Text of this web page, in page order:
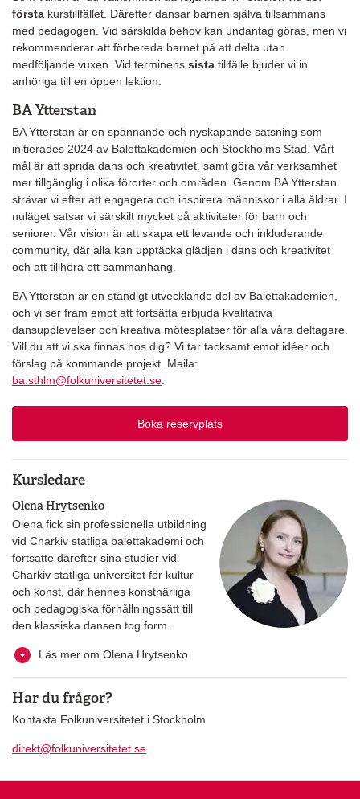
första kurstillfället. Därefter dansar barnen själva tillsammans
med pedagogen. Vid särskilda behov kan undantag göras, men vi
rekommenderar att förbereda barnet på att delta utan
medföljande vuxen. Vid terminens sista tillfälle bjuder vi in
anhöriga till en öppen lektion.
BA Ytterstan
BA Ytterstan är en spännande och nyskapande satsning som
initierades 2024 av Balettakademien och Stockholms Stad. Vårt
mål är att sprida dans och kreativitet, samt göra vår verksamhet
mer tillgänglig i olika förorter och områden. Genom BA Ytterstan
strävar vi efter att engagera och inspirera människor i alla åldrar. I
nuläget satsar vi särskilt mycket på aktiviteter för barn och
seniorer. Vår vision är att skapa ett levande och inkluderande
community, där alla kan upptäcka glädjen i dans och kreativitet
och att tillhöra ett sammanhang.
BA Ytterstan är en ständigt utvecklande del av Balettakademien,
och vi ser fram emot att fortsätta erbjuda kvalitativa
dansupplevelser och kreativa mötesplatser för alla våra deltagare.
Vill du att vi ska finnas hos dig? Vi tar tacksamt emot idéer och
förslag på kommande projekt. Maila:
ba.sthlm@folkuniversitetet.se
Boka reservplats
Kursledare
Olena Hrytsenko
Olena fick sin professionella utbildning
vid Charkiv statliga balettakademi och
fortsatte därefter sina studier vid
Charkiv statliga universitet för kultur
och konst, där hennes konstnärliga
och pedagogiska förhållningssätt till
den klassiska dansen tog form.
Läs mer om Olena Hrytsenko
Har du frågor?
Kontakta Folkuniversitetet i Stockholm
direkt@folkuniversitetet.se